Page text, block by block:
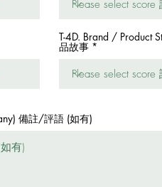
T-4D. Brand / Product
品故事
備註/評語 (如有)